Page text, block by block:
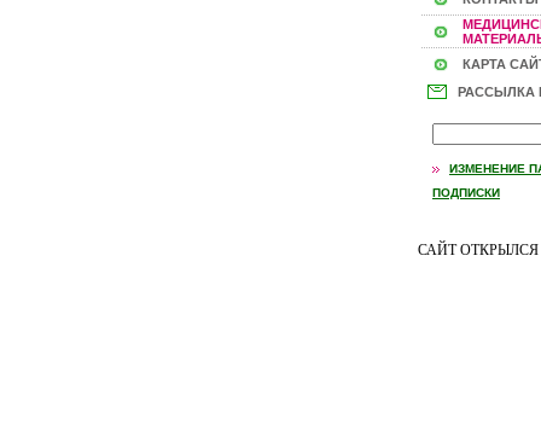
КАРТА
РАССЫЛКА
ИЗМЕНЕНИЕ
ПОДПИСКИ
САЙТ ОТКРЫЛСЯ